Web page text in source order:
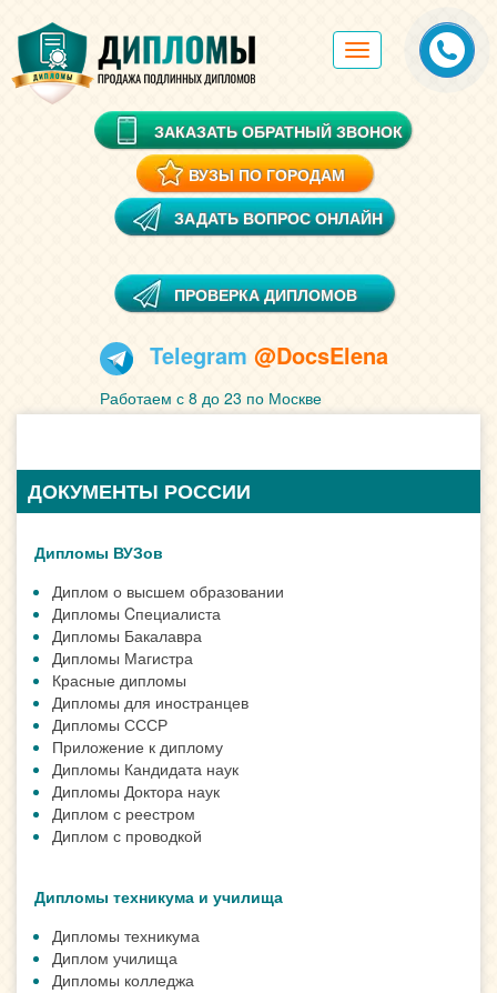
Toggle
navigation
ЗАКАЗАТЬ ОБРАТНЫЙ ЗВОНОК
ВУЗЫ ПО ГОРОДАМ
ЗАДАТЬ ВОПРОС ОНЛАЙН
ПРОВЕРКА ДИПЛОМОВ
Telegram @DocsElena
Работаем с 8 до 23 по Москве
ДОКУМЕНТЫ РОССИИ
Дипломы ВУЗов
Диплом о высшем образовании
Дипломы Cпециалиста
Дипломы Бакалавра
Дипломы Магистра
Красные дипломы
Дипломы для иностранцев
Дипломы СССР
Приложение к диплому
Дипломы Кандидата наук
Дипломы Доктора наук
Диплом с реестром
Диплом с проводкой
Дипломы техникума и училища
Дипломы техникума
Диплом училища
Дипломы колледжа